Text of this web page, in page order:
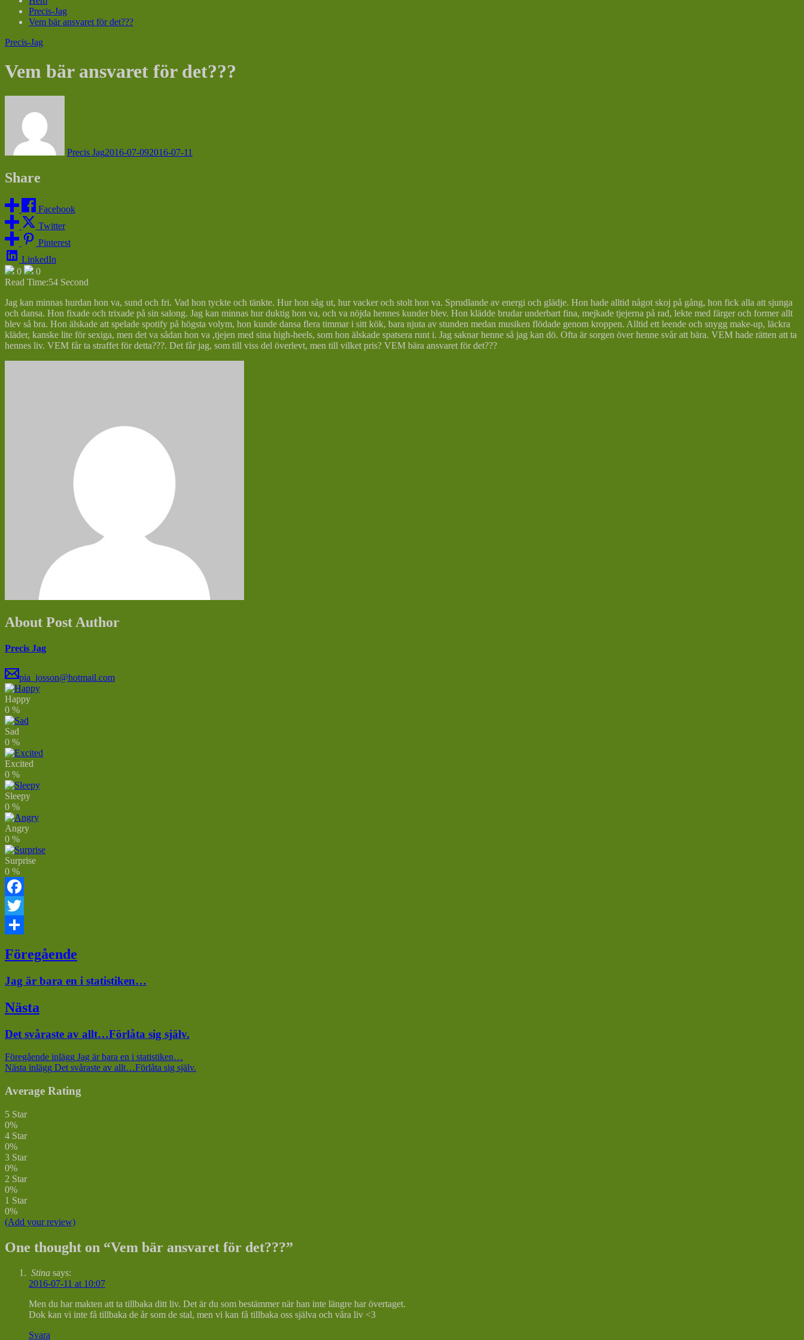
Precis-Jag
Vem bär ansvaret för det???
Precis-Jag
Vem bär ansvaret för det???
Precis Jag2016-07-092016-07-11
Share
Facebook
Twitter
Pinterest
LinkedIn
0
0
Read Time:54 Second
Jag kan minnas hurdan hon va, sund och fri. Vad hon tyckte och tänkte. Hur hon såg ut, hur vacker och stolt hon va. Sprudlande av energi och glädje. Hon hade alltid något skoj på gång, hon fick alla att sjunga
och dansa. Hon fixade och trixade på sin salong. Jag kan minnas hur duktig hon va, och va nöjda hennes kunder blev. Hon klädde brudar underbart fina, mejkade tjejerna på rad, lekte med färger och former allt
blev så bra. Hon älskade att spelade spotify på högsta volym, hon kunde dansa flera timmar i sitt kök, bara njuta av stunden medan musiken flödade genom kroppen. Alltid ett leende och snygg make-up, läckra
kläder, kanske lite för sexiga, men det va sådan hon va ,tjejen med sina high-heels, som hon älskade spatsera runt i. Jag saknar henne så jag kan dö. Ofta är sorgen över henne svår att bära. VEM hade rätten att ta
hennes liv. VEM får ta straffet för detta???. Det får jag, som till viss del överlevt, men till vilket pris? VEM bära ansvaret för det???
About Post Author
Precis Jag
pia_josson@hotmail.com
Happy
0 %
Sad
0 %
Excited
0 %
Sleepy
0 %
Angry
0 %
Surprise
0 %
Facebook
Twitter
Inläggsnavigering
Föregående
Föregående
inlägg:
Jag är bara en i statistiken…
Nästa
Nästa
Det svåraste av allt…Förlåta sig själv.
Föregående inlägg Jag är bara en i statistiken…
Nästa inlägg Det svåraste av allt…Förlåta sig själv.
Average Rating
5 Star
0%
4 Star
0%
3 Star
0%
2 Star
0%
1 Star
0%
(Add your review)
One thought on “Vem bär ansvaret för det???”
Stina says:
2016-07-11 at 10:07
Men du har makten att ta tillbaka ditt liv. Det är du som bestämmer när han inte längre har övertaget.
Dok kan vi inte få tillbaka de år som de stal, men vi kan få tillbaka oss själva och våra liv <3
Svara